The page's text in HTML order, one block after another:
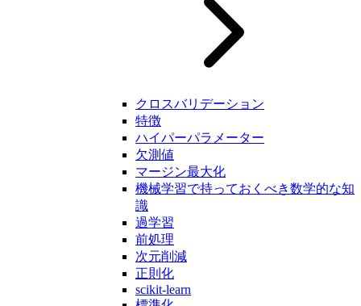
クロスバリデーション
特徴
ハイパーパラメーター
欠測値
マージン最大化
機械学習で持っておくべき数学的な知
識
過学習
前処理
次元削減
正則化
scikit-learn